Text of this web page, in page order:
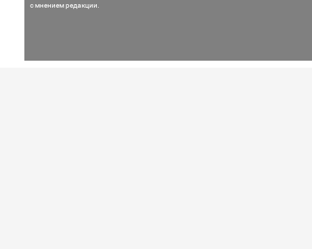
с мнением редакции.